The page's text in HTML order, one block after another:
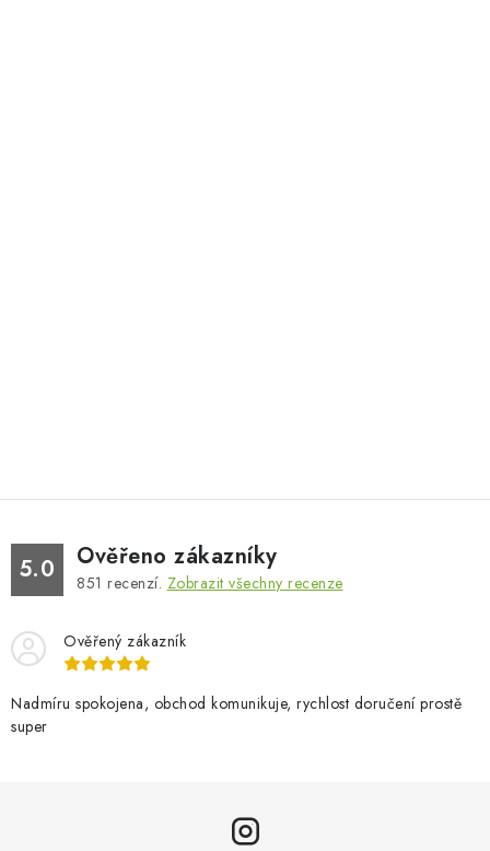
5.0 Ověřeno zákazníky
851 recenzí. Zobrazit všechny recenze
Ověřený zákazník
Nadmíru spokojena, obchod komunikuje, rychlost doručení prostě
super